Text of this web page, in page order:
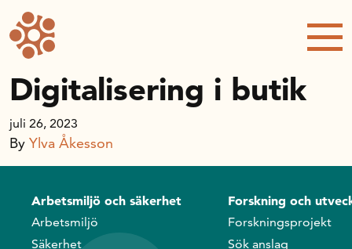
Forskning och utveckling
Kompetens och omställning
Handelns ekonomiska råd
Kalender
Handelsrådet Play
Digitalisering i butik
juli 26, 2023
By Ylva Åkesson
Arbetsmiljö och säkerhet
Arbetsmiljö
Säkerhet
Forskning och
Forskningsprojekt
Sök anslag